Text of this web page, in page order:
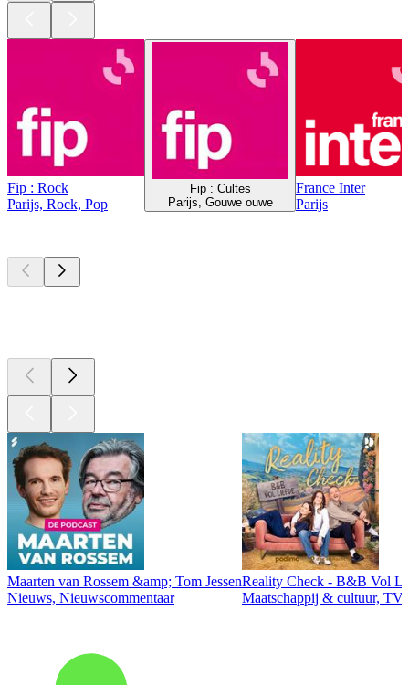
Fip : Rock
Parijs, Rock, Pop
Fip : Cultes
Parijs, Gouwe ouwe
France Inter
Parijs
Maarten van Rossem &amp; Tom Jessen
Nieuws, Nieuwscommentaar
Reality Check - B&B Vol
Maatschappij & cultuur,